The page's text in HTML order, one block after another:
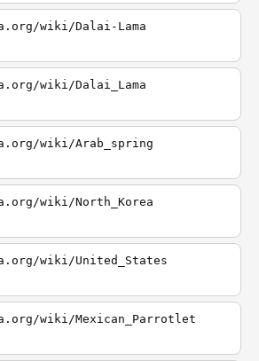
wiki/Dalai-Lama
wiki/Dalai_Lama
wiki/Arab_spring
wiki/North_Korea
wiki/United_States
wiki/Mexican_Parrotlet